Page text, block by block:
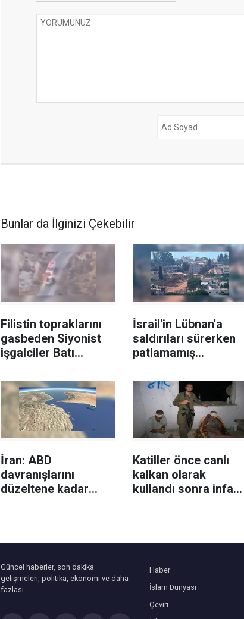
Bunlar da İlginizi Çekebilir
Filistin topraklarını
gasbeden Siyonist
işgalciler Batı
ambulansına saldırdı
İsrail'in Lübnan'a
saldırıları sürerken
patlamamış
müdahalede 3 asker
yaralandı
İran: ABD
davranışlarını
düzeltene kadar
Katiller önce canlı
kalkan olarak
kullandı sonra infaz
Güncel haberler, son dakika
gelişmeleri, politika, ekonomi ve daha
fazlası.
Haber
İslam Dünyası
Çeviri